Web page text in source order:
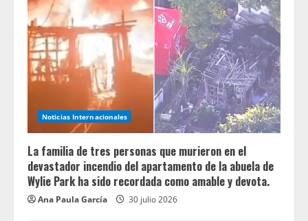
Noticias Internacionales
La familia de tres personas que murieron en el
devastador incendio del apartamento de la abuela de
Wylie Park ha sido recordada como amable y devota.
Ana Paula García 30 julio 2026